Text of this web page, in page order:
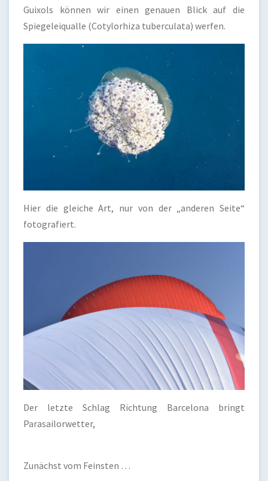
Guixols können wir einen genauen Blick auf die
Spiegeleiqualle (Cotylorhiza tuberculata) werfen.
Hier die gleiche Art, nur von der „anderen Seite“
fotografiert.
Der letzte Schlag Richtung Barcelona bringt
Parasailorwetter,
Zunächst vom Feinsten …